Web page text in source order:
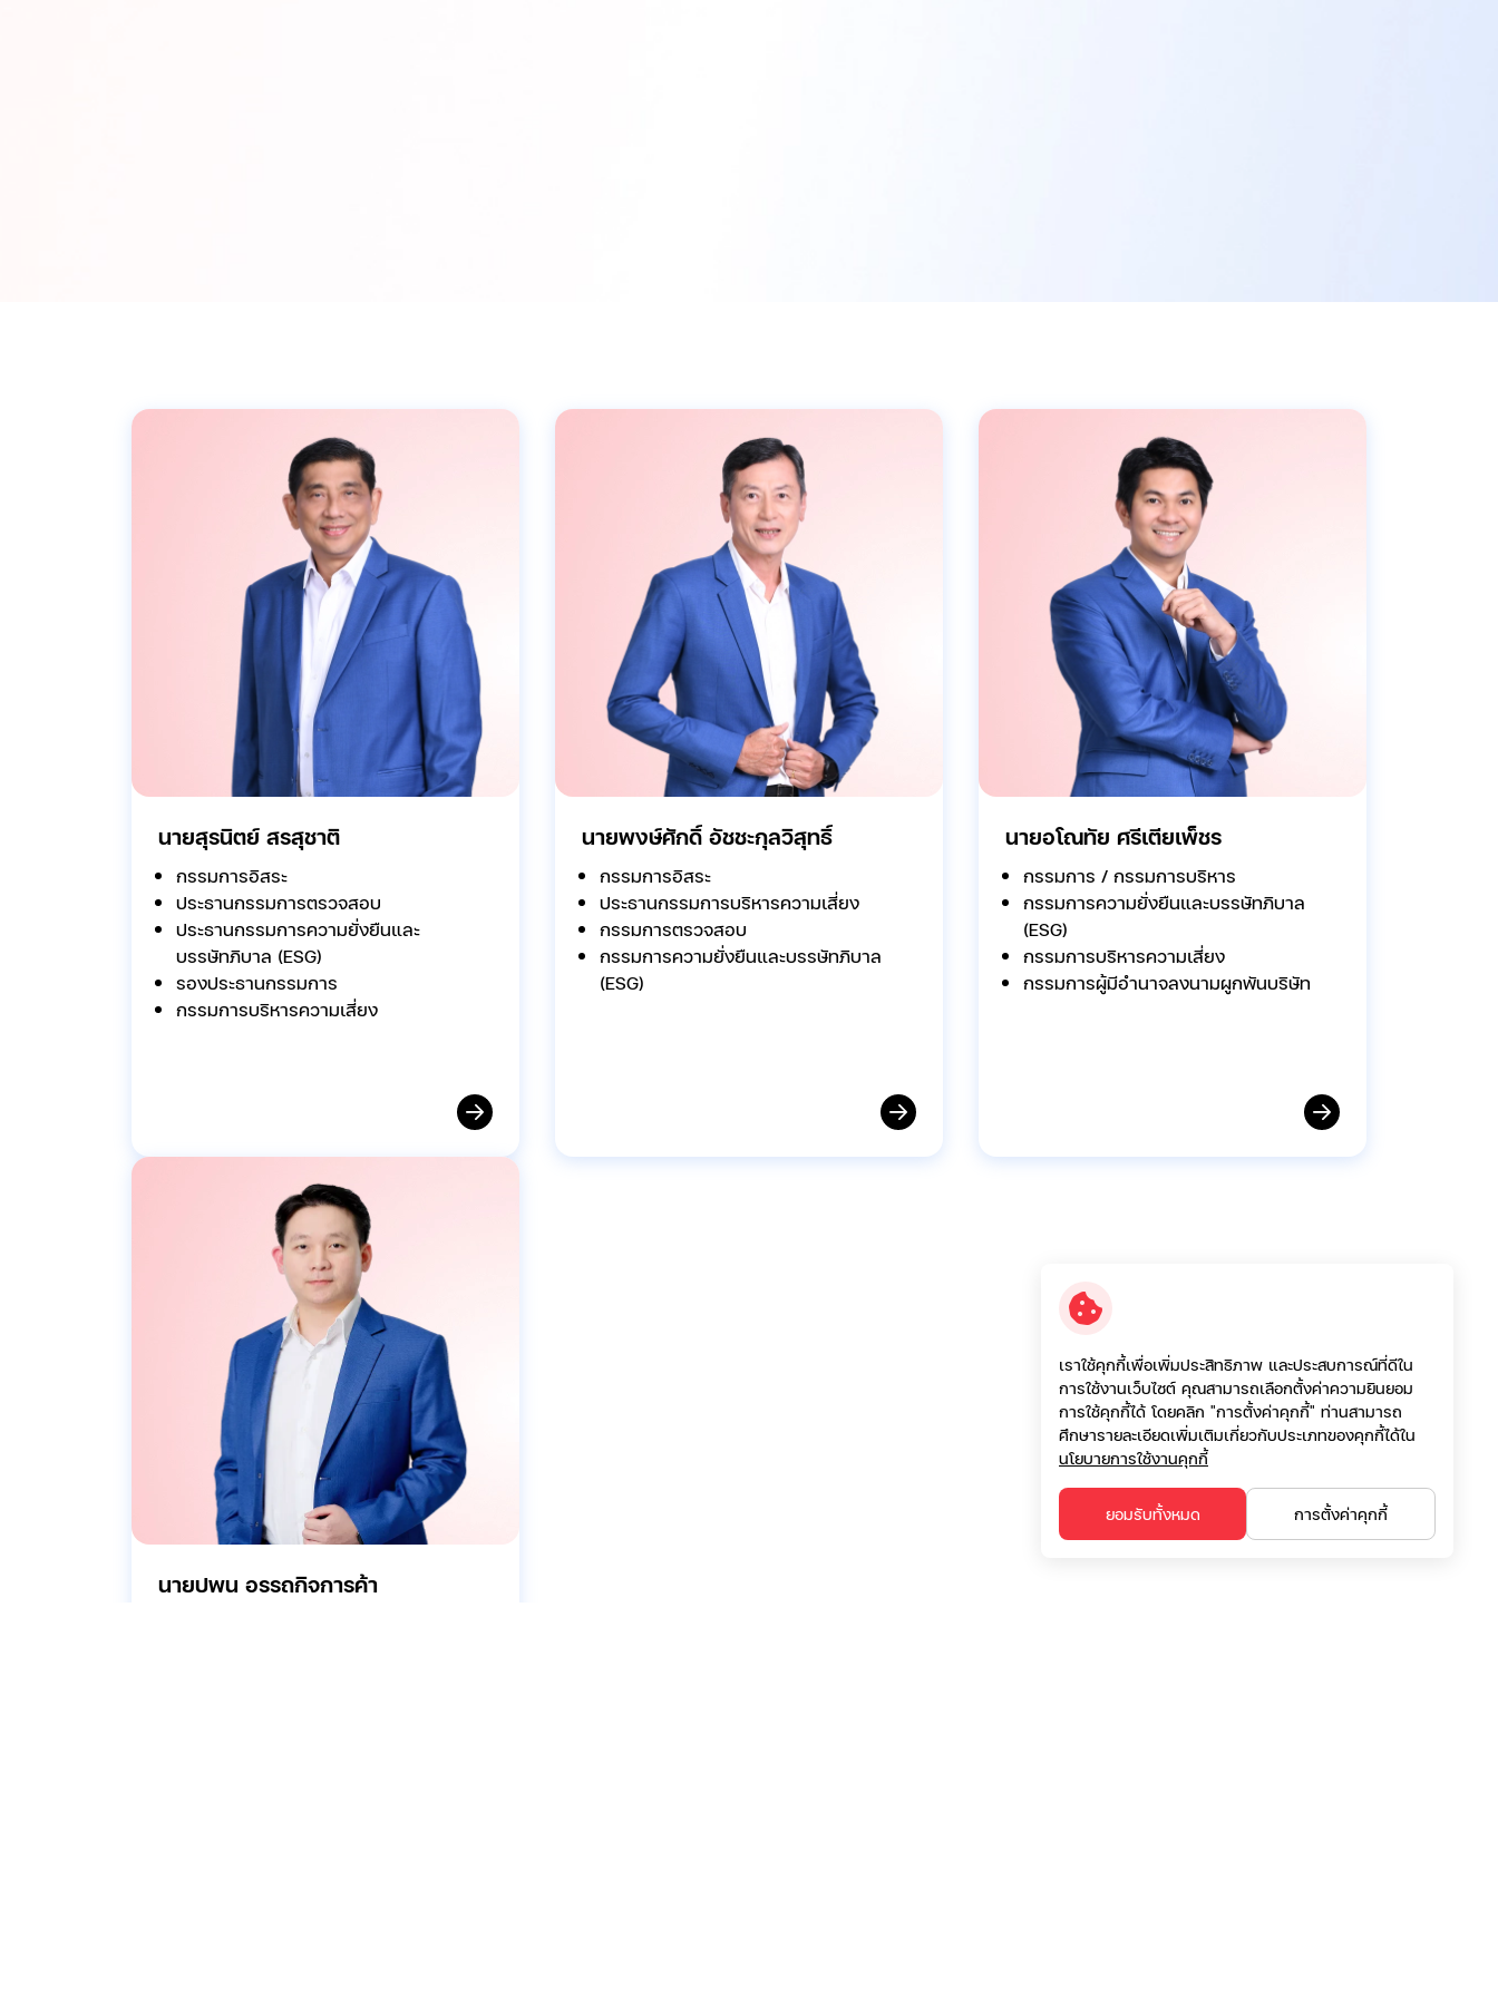
นายสุรนิตย์ สรสุชาติ
กรรมการอิสระ
ประธานกรรมการตรวจสอบ
ประธานกรรมการความยั่งยืนและ
บรรษัทภิบาล (ESG)
รองประธานกรรมการ
กรรมการบริหารความเสี่ยง
นายพงษ์ศักดิ์ อัชชะกุลวิสุทธิ์
กรรมการอิสระ
ประธานกรรมการบริหารความเสี่ยง
กรรมการตรวจสอบ
กรรมการความยั่งยืนและบรรษัทภิบาล
(ESG)
นายอโณทัย ศรีเตียเพ็ชร
กรรมการ / กรรมการบริหาร
กรรมการความยั่งยืนและบรรษัทภิบาล
(ESG)
กรรมการบริหารความเสี่ยง
กรรมการผู้มีอำนาจลงนามผูกพันบริษัท
นายปพน อรรถกิจการค้า
เราใช้คุกกี้เพื่อเพิ่มประสิทธิภาพ และประสบการณ์ที่ดีใน
การใช้งานเว็บไซต์ คุณสามารถเลือกตั้งค่าความยินยอม
การใช้คุกกี้ได้ โดยคลิก "การตั้งค่าคุกกี้" ท่านสามารถ
ศึกษารายละเอียดเพิ่มเติมเกี่ยวกับประเภทของคุกกี้ได้ใน
นโยบายการใช้งานคุกกี้
ยอมรับทั้งหมด การตั้งค่าคุกกี้